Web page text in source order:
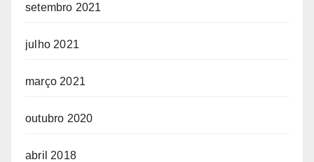
setembro 2021
julho 2021
março 2021
outubro 2020
abril 2018